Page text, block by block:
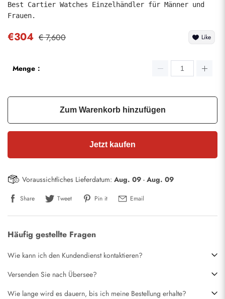
Best Cartier Watches Einzelhändler für Männer und
Frauen.
€304 € 7,600 Like
Menge：
Zum Warenkorb hinzufügen
Jetzt kaufen
Voraussichtliches Lieferdatum: Aug. 09 - Aug. 09
Share Tweet Pin it Email
Häufig gestellte Fragen
Wie kann ich den Kundendienst kontaktieren?
Versenden Sie nach Übersee?
Wie lange wird es dauern, bis ich meine Bestellung erhalte?